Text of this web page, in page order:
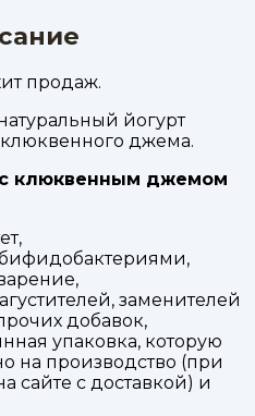
продаж.
йогурт
джема.
клюквенным джемом
заменителей
добавок,
упаковка, которую
на производство (при
сайте с доставкой) и